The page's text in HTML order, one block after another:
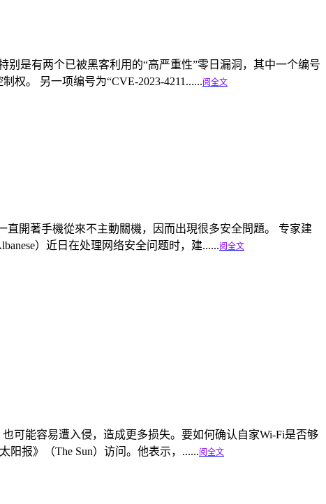
别是有两个已被黑客利用的“高严重性”零日漏洞，其中一个编号
权。 另一项编号为“CVE-2023-4211......阅全文
直開著手機從來不主動關機，因而出現很多安全問題。 专家建
）近日在处理网络安全问题时，建......阅全文
可能容易遭入侵，造成更多损失。要如何确认自家Wi-Fi是否够
阳报》（The Sun）访问。他表示，......阅全文